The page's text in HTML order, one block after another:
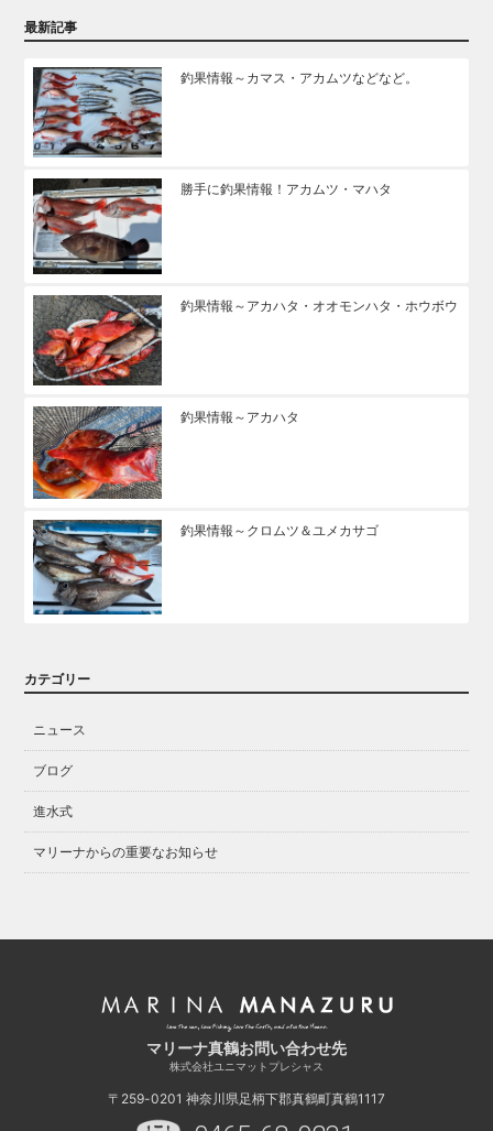
最新記事
釣果情報～カマス・アカムツなどなど。
勝手に釣果情報！アカムツ・マハタ
釣果情報～アカハタ・オオモンハタ・ホウボウ
釣果情報～アカハタ
釣果情報～クロムツ＆ユメカサゴ
カテゴリー
ニュース
ブログ
進水式
マリーナからの重要なお知らせ
マリーナ真鶴お問い合わせ先
株式会社ユニマットプレシャス
〒259-0201 神奈川県足柄下郡真鶴町真鶴1117